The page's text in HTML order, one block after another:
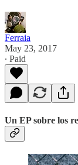
Ferraia
May 23, 2017
∙ Paid
Un EP sobre los